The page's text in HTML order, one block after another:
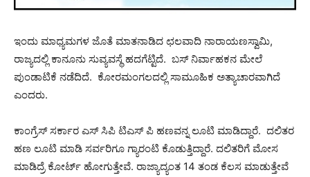
ಇಂದು ಮಾಧ್ಯಮಗಳ ಜೊತೆ ಮಾತನಾಡಿದ ಛಲವಾದಿ ನಾರಾಯಣಸ್ವಾಮಿ,
ರಾಜ್ಯದಲ್ಲಿ ಕಾನೂನು ಸುವ್ಯವಸ್ಥೆ ಹದಗೆಟ್ಟಿದೆ. ಬಸ್ ನಿರ್ವಾಹಕನ ಮೇಲೆ
ಪುಂಡಾಟಿಕೆ ನಡೆದಿದೆ. ಕೋರಮಂಗಲದಲ್ಲಿ ಸಾಮೂಹಿಕ ಅತ್ಯಾಚಾರವಾಗಿದೆ
ಎಂದರು.
ಕಾಂಗ್ರೆಸ್ ಸರ್ಕಾರ ಎಸ್ ಸಿಪಿ ಟಿಎಸ್ ಪಿ ಹಣವನ್ನ ಲೂಟಿ ಮಾಡಿದ್ದಾರೆ. ದಲಿತರ
ಹಣ ಲೂಟಿ ಮಾಡಿ ಸರ್ವರಿಗೂ ಗ್ಯಾರಂಟಿ ಕೊಡುತ್ತಿದ್ದಾರೆ. ದಲಿತರಿಗೆ ಮೋಸ
ಮಾಡಿದ್ರೆ ಕೋರ್ಟ್ ಹೋಗುತ್ತೇವೆ. ರಾಜ್ಯಾದ್ಯಂತ 14 ತಂಡ ಕೆಲಸ ಮಾಡುತ್ತೇವೆ